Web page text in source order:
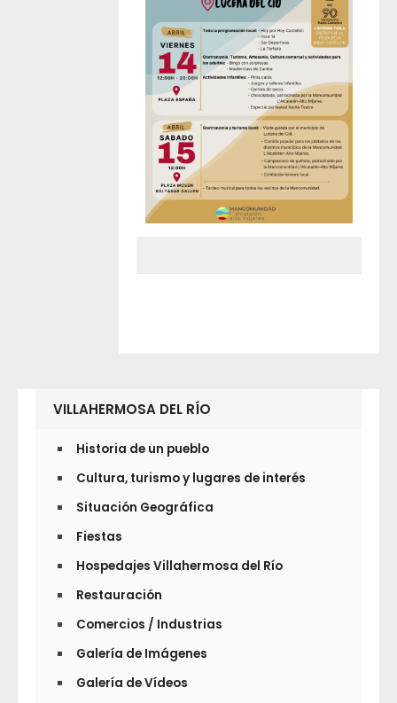
VILLAHERMOSA DEL RÍO
Historia de un pueblo
Cultura, turismo y lugares de interés
Situación Geográfica
Fiestas
Hospedajes Villahermosa del Río
Restauración
Comercios / Industrias
Galería de Imágenes
Galería de Vídeos